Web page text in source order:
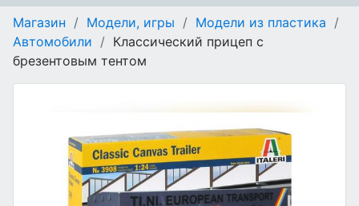
Магазин / Модели, игры / Модели из пластика /
Автомобили / Классический прицеп с
брезентовым тентом